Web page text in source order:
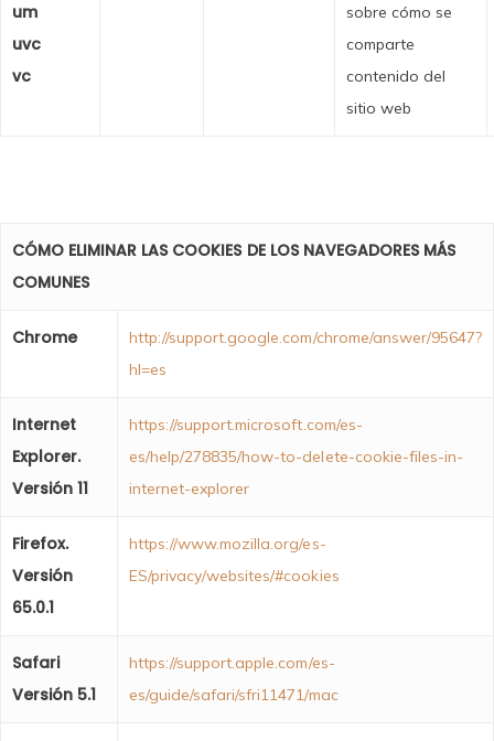
um
uvc
vc
sobre cómo se
comparte
contenido del
sitio web
CÓMO ELIMINAR LAS COOKIES DE LOS NAVEGADORES MÁS
COMUNES
Chrome
http://support.google.com/chrome/answer/95647?
hl=es
Internet
Explorer.
Versión 11
https://support.microsoft.com/es-
es/help/278835/how-to-delete-cookie-files-in-
internet-explorer
Firefox.
Versión
65.0.1
https://www.mozilla.org/es-
ES/privacy/websites/#cookies
Safari
Versión 5.1
https://support.apple.com/es-
es/guide/safari/sfri11471/mac